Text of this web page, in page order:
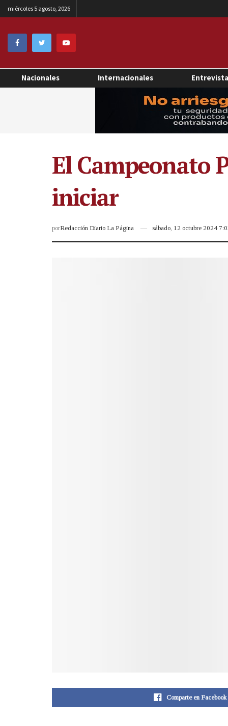
miércoles 5 agosto, 2026
Nacionales Internacionales
El Campeonato
iniciar
porRedacción Diario La Página sábado, 12 octubre 2024
Comparte en Facebook